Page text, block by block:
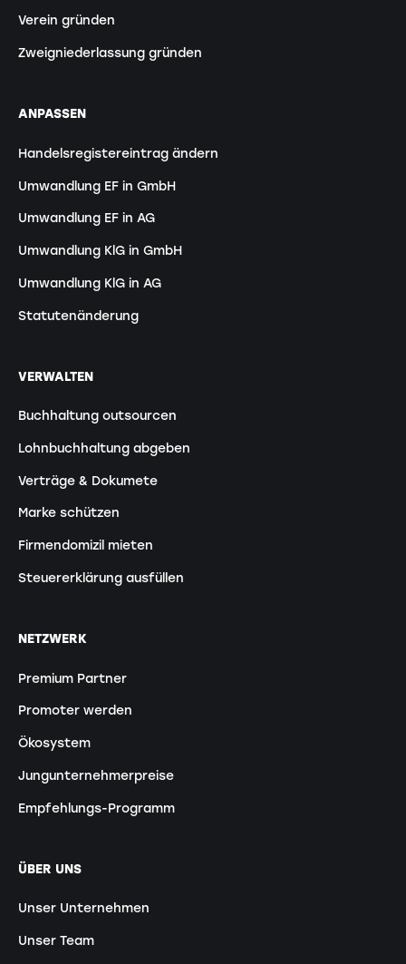
Verein gründen
Zweigniederlassung gründen
ANPASSEN
Handelsregistereintrag ändern
Umwandlung EF in GmbH
Umwandlung EF in AG
Umwandlung KlG in GmbH
Umwandlung KlG in AG
Statutenänderung
VERWALTEN
Buchhaltung outsourcen
Lohnbuchhaltung abgeben
Verträge & Dokumete
Marke schützen
Firmendomizil mieten
Steuererklärung ausfüllen
NETZWERK
Premium Partner
Promoter werden
Ökosystem
Jungunternehmerpreise
Empfehlungs-Programm
ÜBER UNS
Unser Unternehmen
Unser Team